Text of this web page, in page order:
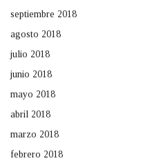
septiembre 2018
agosto 2018
julio 2018
junio 2018
mayo 2018
abril 2018
marzo 2018
febrero 2018